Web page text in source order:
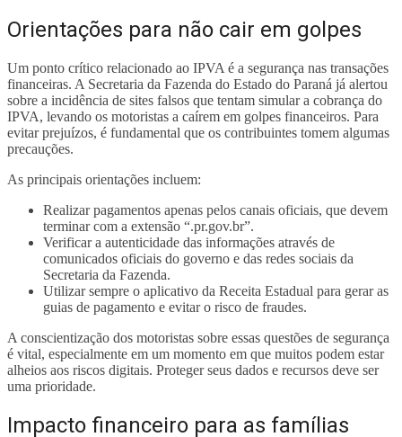
Orientações para não cair em golpes
Um ponto crítico relacionado ao IPVA é a segurança nas transações
financeiras. A Secretaria da Fazenda do Estado do Paraná já alertou
sobre a incidência de sites falsos que tentam simular a cobrança do
IPVA, levando os motoristas a caírem em golpes financeiros. Para
evitar prejuízos, é fundamental que os contribuintes tomem algumas
precauções.
As principais orientações incluem:
Realizar pagamentos apenas pelos canais oficiais, que devem
terminar com a extensão “.pr.gov.br”.
Verificar a autenticidade das informações através de
comunicados oficiais do governo e das redes sociais da
Secretaria da Fazenda.
Utilizar sempre o aplicativo da Receita Estadual para gerar as
guias de pagamento e evitar o risco de fraudes.
A conscientização dos motoristas sobre essas questões de segurança
é vital, especialmente em um momento em que muitos podem estar
alheios aos riscos digitais. Proteger seus dados e recursos deve ser
uma prioridade.
Impacto financeiro para as famílias